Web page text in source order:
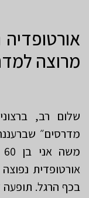
מרוצה
שלום רב,
מדרסים״
אורטופדית
בכף הרגל. תופעה